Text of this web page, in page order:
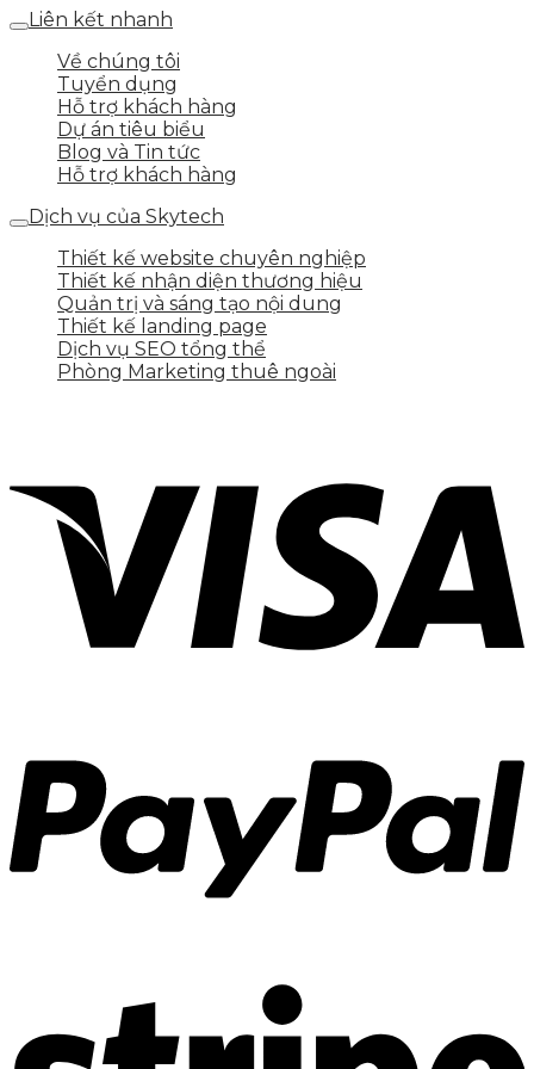
Liên kết nhanh
Về chúng tôi
Tuyển dụng
Hỗ trợ khách hàng
Dự án tiêu biểu
Blog và Tin tức
Hỗ trợ khách hàng
Dịch vụ của Skytech
Thiết kế website chuyên nghiệp
Thiết kế nhận diện thương hiệu
Quản trị và sáng tạo nội dung
Thiết kế landing page
Dịch vụ SEO tổng thể
Phòng Marketing thuê ngoài